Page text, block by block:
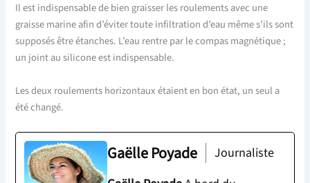
Il est indispensable de bien graisser les roulements avec une
graisse marine afin d’éviter toute infiltration d’eau même s’ils sont
supposés être étanches. L’eau rentre par le compas magnétique ;
un joint au silicone est indispensable.
Les deux roulements horizontaux étaient en bon état, un seul a
été changé.
Gaëlle Poyade
Journaliste